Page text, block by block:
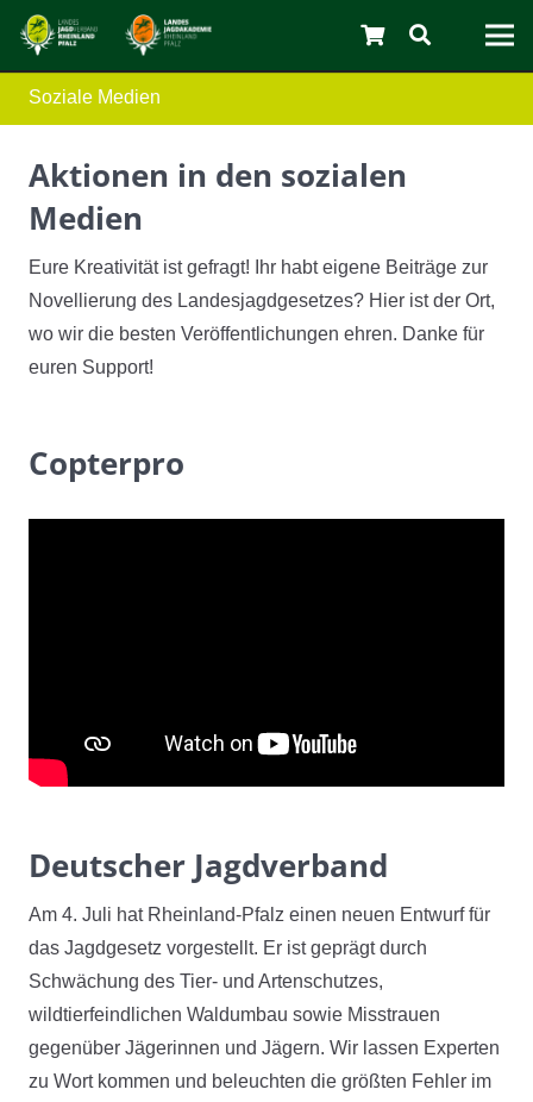
Soziale Medien
Aktionen in den sozialen
Medien
Eure Kreativität ist gefragt! Ihr habt eigene Beiträge zur
Novellierung des Landesjagdgesetzes? Hier ist der Ort,
wo wir die besten Veröffentlichungen ehren. Danke für
euren Support!
Copterpro
Deutscher Jagdverband
Am 4. Juli hat Rheinland-Pfalz einen neuen Entwurf für
das Jagdgesetz vorgestellt. Er ist geprägt durch
Schwächung des Tier- und Artenschutzes,
wildtierfeindlichen Waldumbau sowie Misstrauen
gegenüber Jägerinnen und Jägern. Wir lassen Experten
zu Wort kommen und beleuchten die größten Fehler im